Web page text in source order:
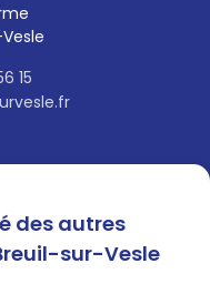
15
des autres
sur-Vesle